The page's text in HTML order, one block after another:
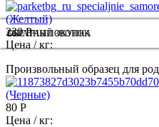
(Желтый)
230 Р
Цена / кг:
Произвольный образец для
(Черные)
80 Р
Цена / кг:
ОБРАТНЫЙ ЗВОНОК
БЫСТРАЯ ПОКУПКА